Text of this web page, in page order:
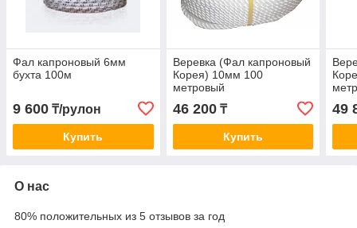
Фал капроновый 6мм
бухта 100м
9 600 ₸/рулон
Купить
Веревка (Фал капроновый
Корея) 10мм 100
метровый
46 200₸
Купить
49
О нас
80% положительных из 5 отзывов за год